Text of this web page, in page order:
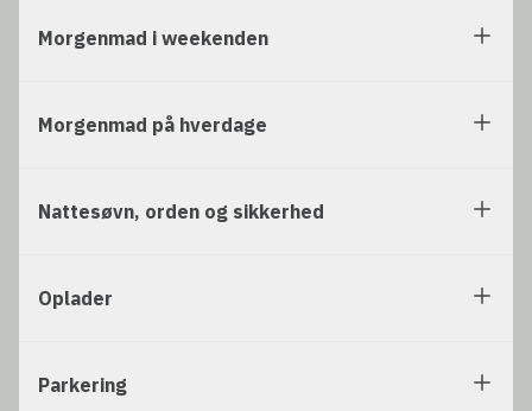
Morgenmad i weekenden
Morgenmad på hverdage
Nattesøvn, orden og sikkerhed
Oplader
Parkering